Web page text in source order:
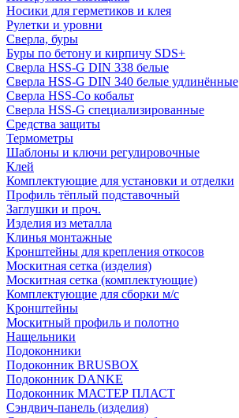
Носики для герметиков и клея
Рулетки и уровни
Сверла, буры
Буры по бетону и кирпичу SDS+
Сверла HSS-G DIN 338 белые
Сверла HSS-G DIN 340 белые удлинённые
Сверла HSS-Co кобальт
Сверла HSS-G специализированные
Средства защиты
Термометры
Шаблоны и ключи регулировочные
Клей
Комплектующие для установки и отделки
Профиль тёплый подставочный
Заглушки и проч.
Изделия из металла
Клинья монтажные
Кронштейны для крепления откосов
Москитная сетка (изделия)
Москитная сетка (комплектующие)
Комплектующие для сборки м/с
Кронштейны
Москитный профиль и полотно
Нащельники
Подоконники
Подоконник BRUSBOX
Подоконник DANKE
Подоконник МАСТЕР ПЛАСТ
Сэндвич-панель (изделия)